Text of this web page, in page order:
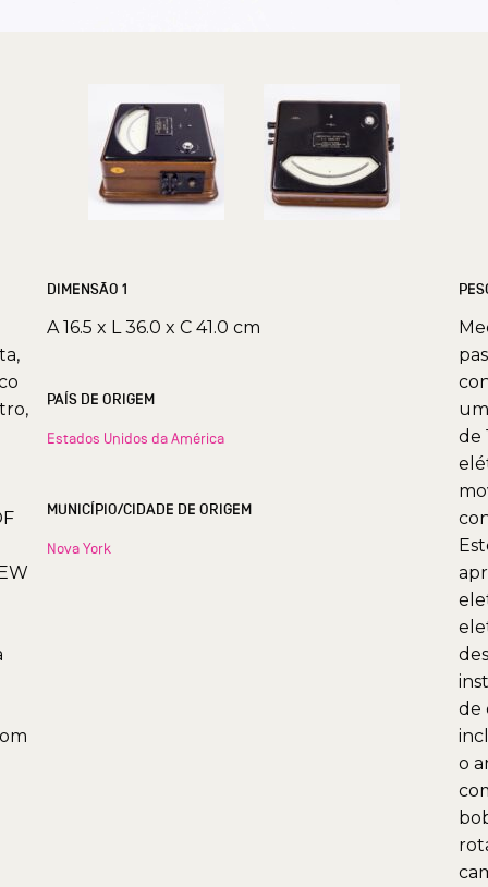
DIMENSÃO 1
A 16.5 x L 36.0 x C 41.0 cm
PAÍS DE ORIGEM
Estados Unidos da América
MUNICÍPIO/CIDADE DE ORIGEM
Nova York
de
de
o